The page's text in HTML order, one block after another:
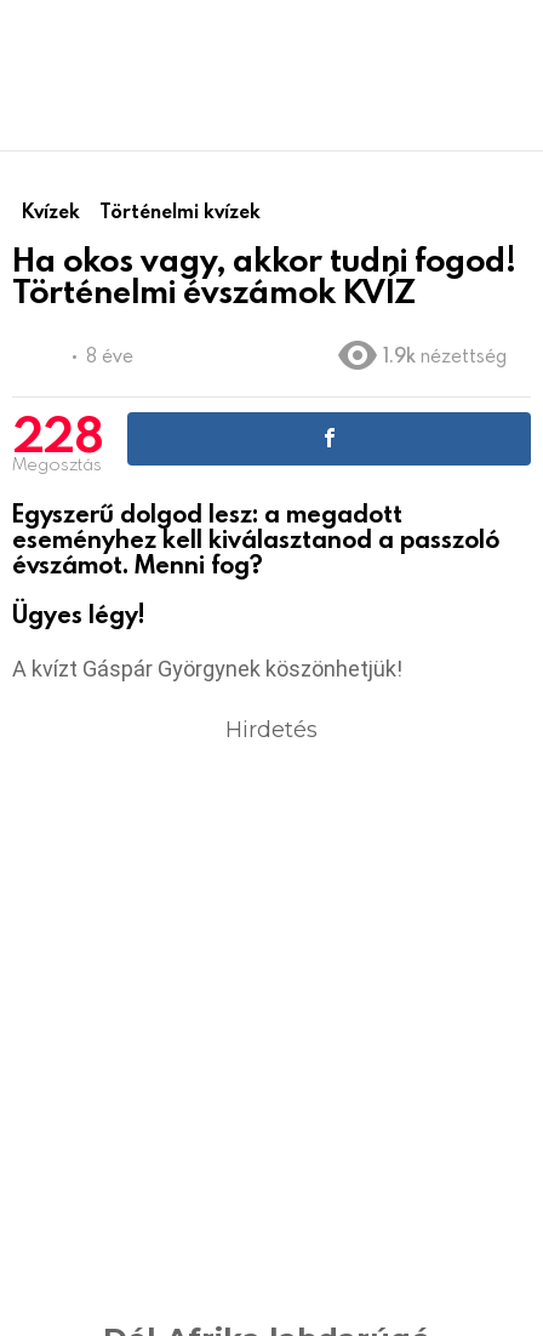
Kvízek Történelmi kvízek
Ha okos vagy, akkor tudni fogod!
Történelmi évszámok KVÍZ
8 éve 1.9k nézettség
228
Megosztás
Egyszerű dolgod lesz: a megadott
eseményhez kell kiválasztanod a passzoló
évszámot. Menni fog?
Ügyes légy!
A kvízt Gáspár Györgynek köszönhetjük!
Hirdetés